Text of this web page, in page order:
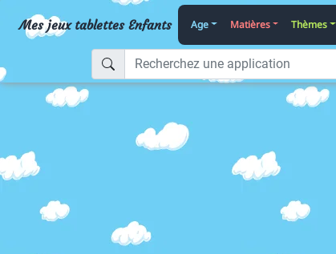
Mes jeux tablettes Enfants Age Matières Thèmes